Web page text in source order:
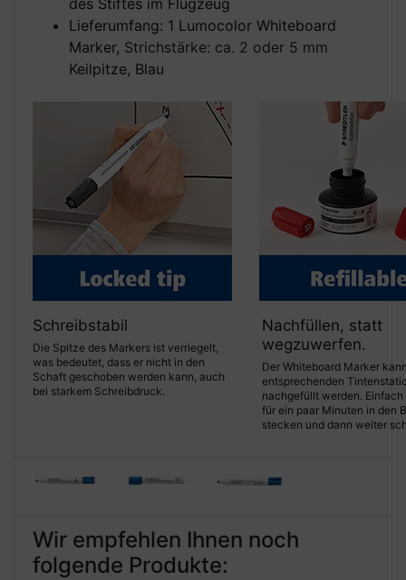
des Stiftes im Flugzeug
Lieferumfang: 1 Lumocolor Whiteboard
Marker, Strichstärke: ca. 2 oder 5 mm
Keilpitze, Blau
Schreibstabil
Die Spitze des Markers ist verriegelt,
was bedeutet, dass er nicht in den
Schaft geschoben werden kann, auch
bei starkem Schreibdruck.
Nachfüllen, statt
wegzuwerfen.
Der Whiteboard Marker
entsprechenden
nachgefüllt werden.
für ein paar Minuten in den
stecken und dann weiter
Wir empfehlen Ihnen noch
folgende Produkte: